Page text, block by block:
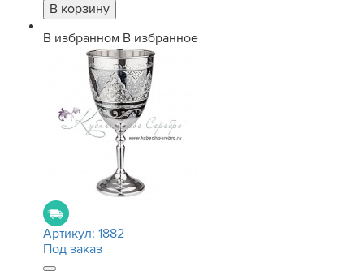
В избранном В избранное
Артикул: 1882
Под заказ